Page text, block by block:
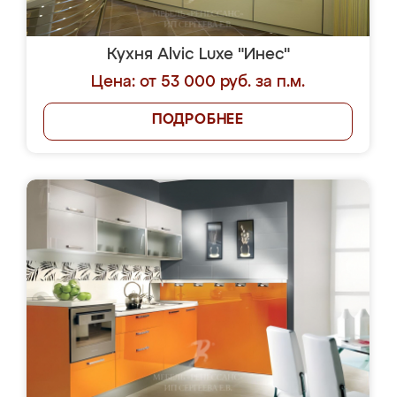
Кухня Alvic Luxe "Инес"
Цена: от 53 000 руб. за п.м.
ПОДРОБНЕЕ